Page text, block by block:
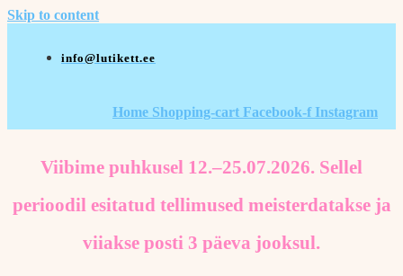
Skip to content
info@lutikett.ee
Home Shopping-cart Facebook-f Instagram
Viibime puhkusel 12.–25.07.2026. Sellel
perioodil esitatud tellimused meisterdatakse ja
viiakse posti 3 päeva jooksul.